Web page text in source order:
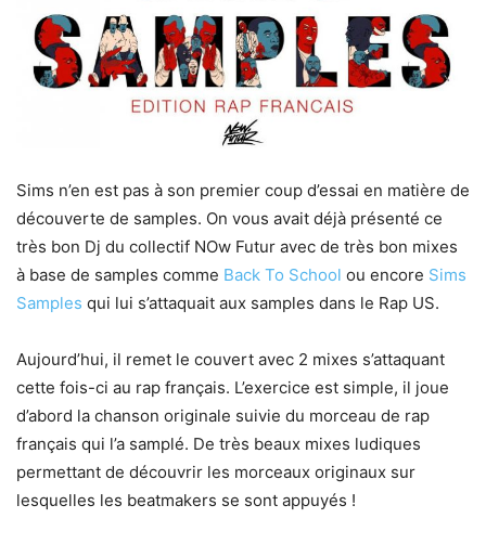
Sims n’en est pas à son premier coup d’essai en matière de
découverte de samples. On vous avait déjà présenté ce
très bon Dj du collectif NOw Futur avec de très bon mixes
à base de samples comme Back To School ou encore Sims
Samples qui lui s’attaquait aux samples dans le Rap US.
Aujourd’hui, il remet le couvert avec 2 mixes s’attaquant
cette fois-ci au rap français. L’exercice est simple, il joue
d’abord la chanson originale suivie du morceau de rap
français qui l’a samplé. De très beaux mixes ludiques
permettant de découvrir les morceaux originaux sur
lesquelles les beatmakers se sont appuyés !